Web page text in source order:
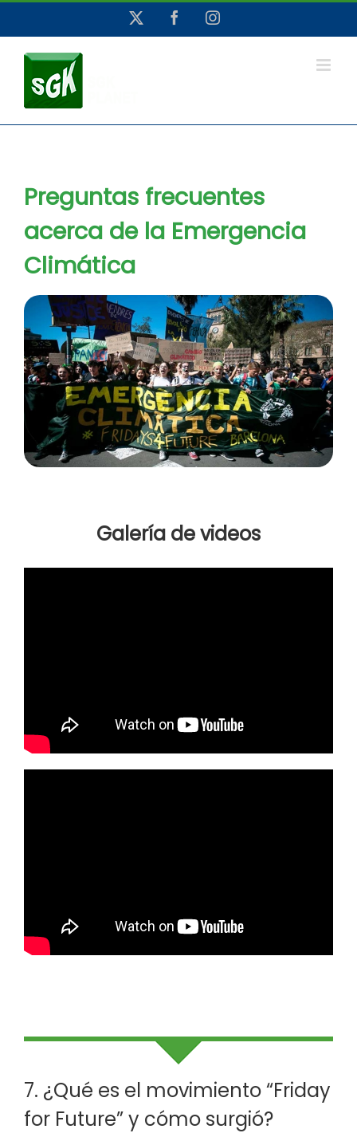
contenido
FacebookInstagram
Preguntas frecuentes
acerca de la Emergencia
Climática
Galería de videos
7. ¿Qué es el movimiento “Friday
for Future” y cómo surgió?